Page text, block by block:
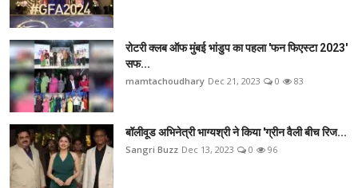
रोटरी क्लब ऑफ मुंबई भांडुप का पहला 'फन फिएस्टा 2023'
सफ...
mamtachoudhary Dec 21, 2023 0 83
बॉलीवूड अभिनेत्री भाग्यश्री ने किया 'ग्रीन वैली बीच रिज...
Sangri Buzz Dec 13, 2023 0 96